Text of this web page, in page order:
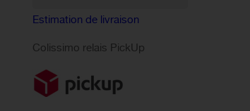
Estimation de livraison
Colissimo relais PickUp